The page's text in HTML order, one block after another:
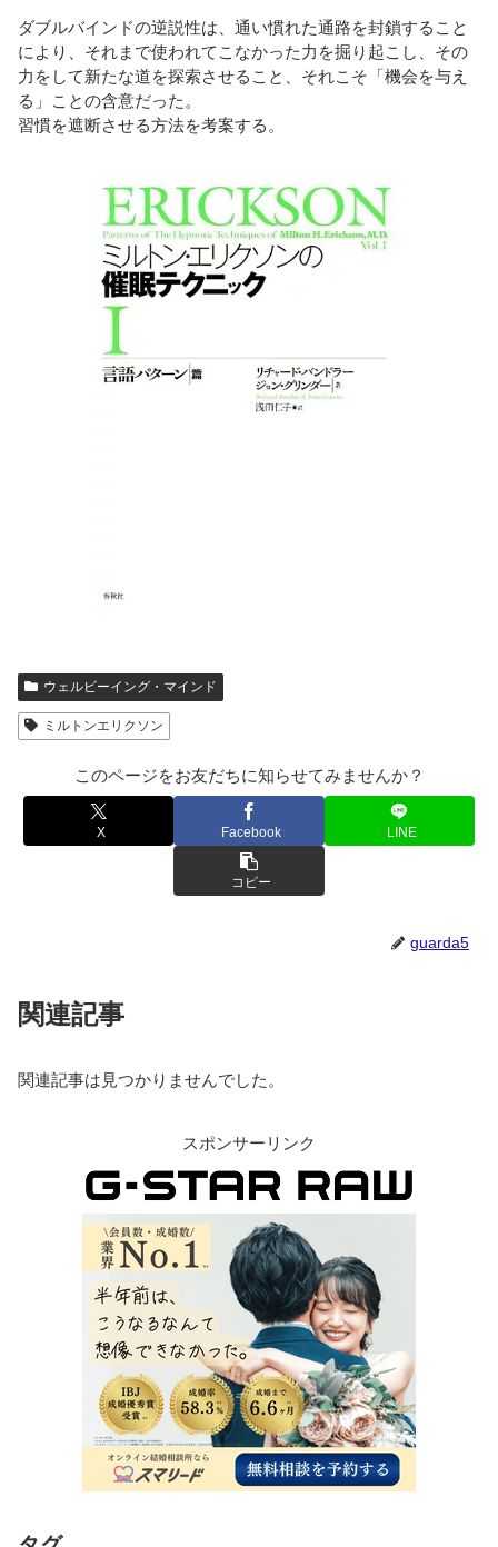
ダブルバインドの逆説性は、通い慣れた通路を封鎖すること
により、それまで使われてこなかった力を掘り起こし、その
力をして新たな道を探索させること、それこそ「機会を与え
る」ことの含意だった。
習慣を遮断させる方法を考案する。
ウェルビーイング・マインド
ミルトンエリクソン
このページをお友だちに知らせてみませんか？
X Facebook LINE
コピー
guarda5
関連記事
関連記事は見つかりませんでした。
スポンサーリンク